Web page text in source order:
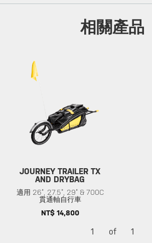
相關產品
JOURNEY TRAILER TX
AND DRYBAG
適用 26”, 27.5”, 29” & 700C
貫通軸自行車
NT$ 14,800
1 of 1